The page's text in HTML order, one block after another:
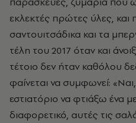
εκλεκτές πρώτες ύλες,
σαντουιτσάδικα και τα
τέλη του 2017 όταν και
τέτοιο δεν ήταν καθόλου
φαίνεται να συμφωνεί:
εστιατόριο να φτιάξω ένα
διαφορετικό, αυτές τις